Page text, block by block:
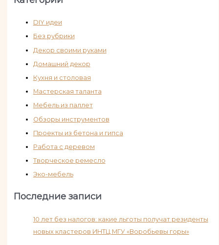
DIY идеи
Без рубрики
Декор своими руками
Домашний декор
Кухня и столовая
Мастерская таланта
Мебель из паллет
Обзоры инструментов
Проекты из бетона и гипса
Работа с деревом
Творческое ремесло
Эко-мебель
Последние записи
10 лет без налогов: какие льготы получат резиденты
новых кластеров ИНТЦ МГУ «Воробьевы горы»